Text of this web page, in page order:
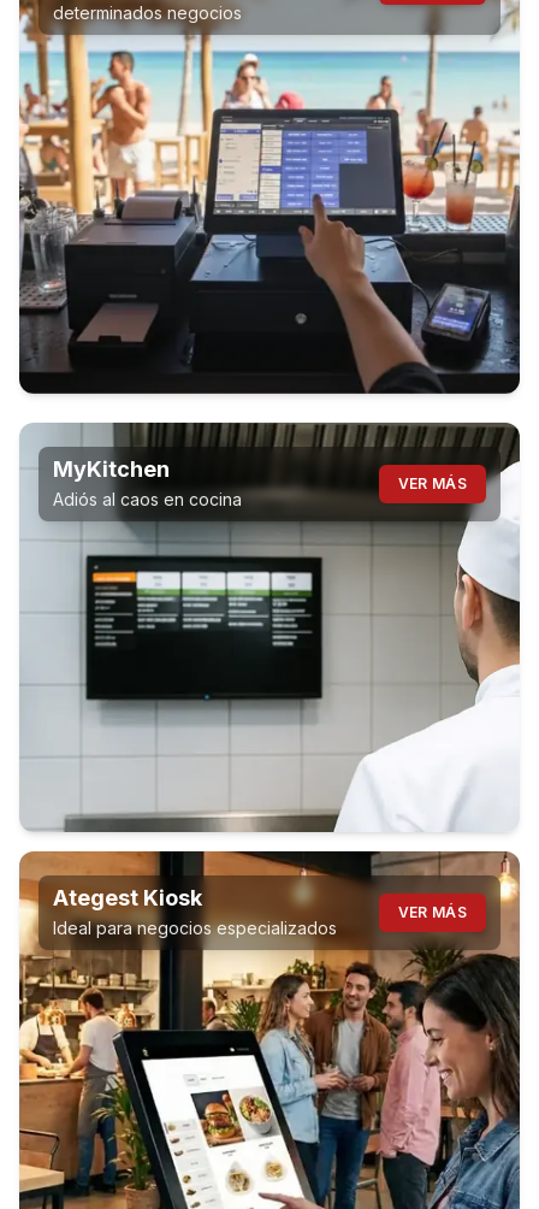
determinados negocios
MyKitchen
Adiós al caos en cocina
VER MÁS
Ategest Kiosk
Ideal para negocios especializados
VER MÁS